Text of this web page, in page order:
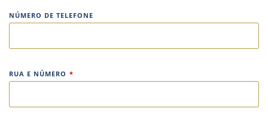
NÚMERO DE TELEFONE
RUA E NÚMERO *